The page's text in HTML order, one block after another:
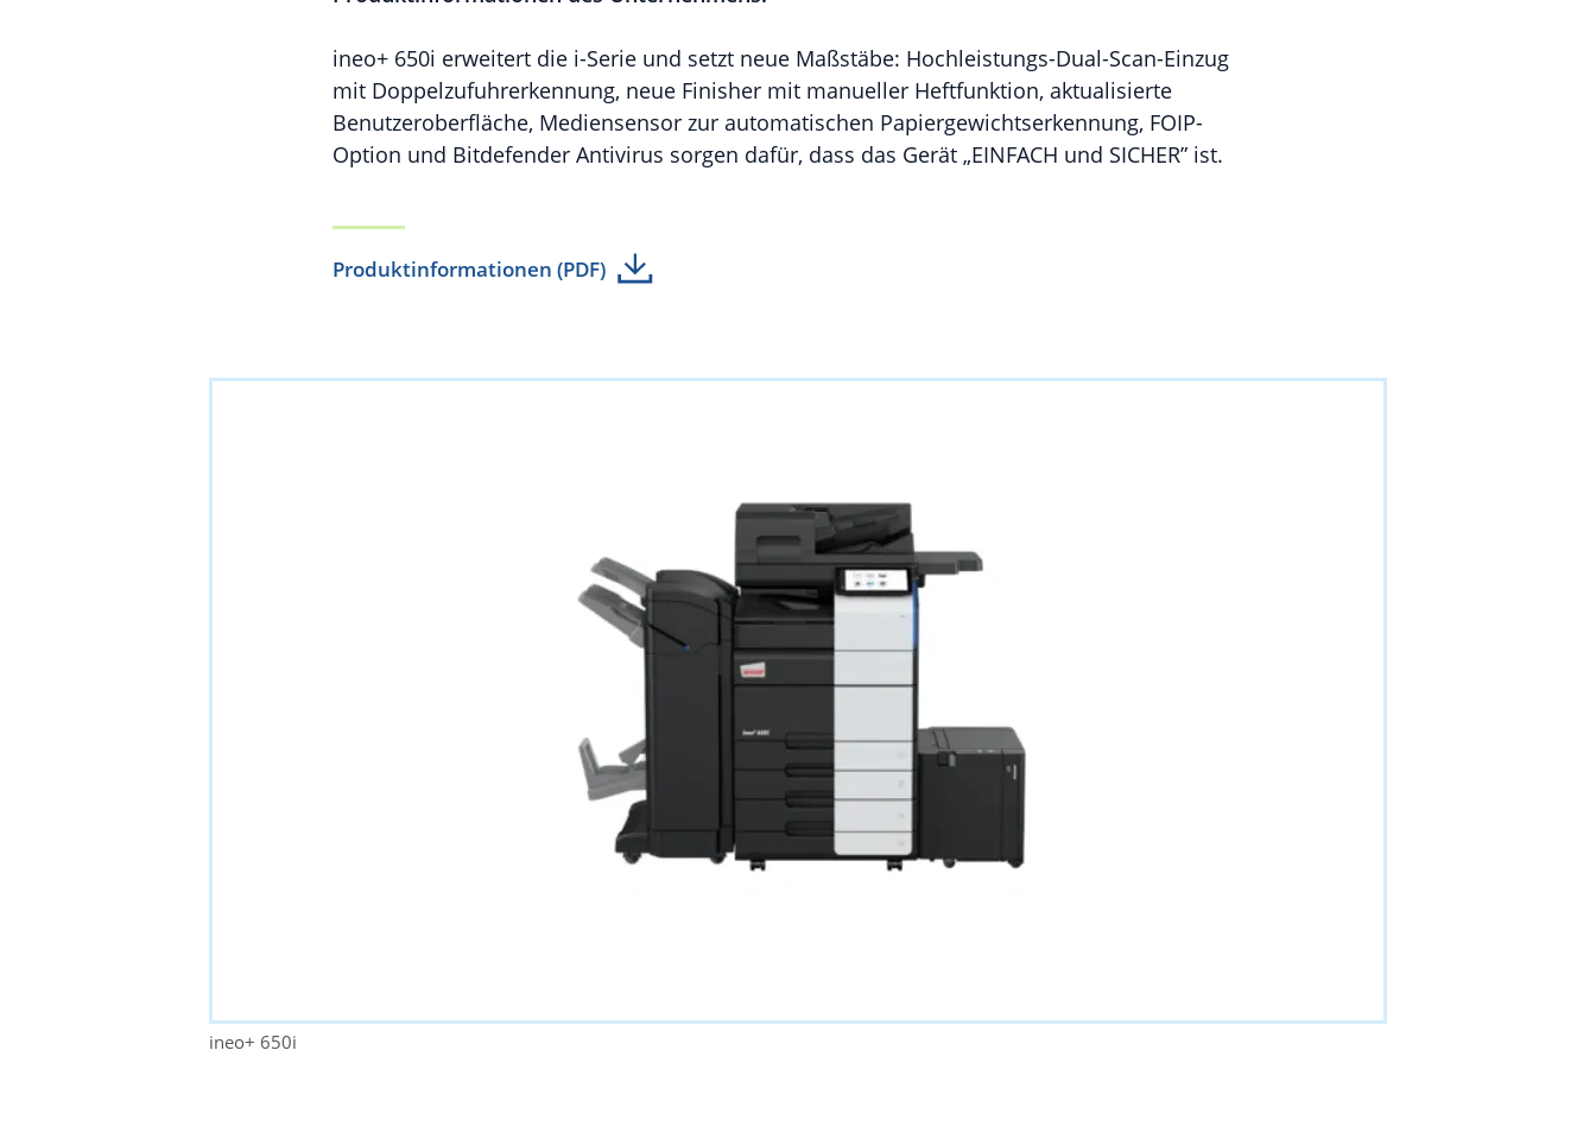
ineo+ 650i erweitert die i-Serie und setzt neue Maßstäbe: Hochleistungs-Dual-Scan-Einzug
mit Doppelzufuhrerkennung, neue Finisher mit manueller Heftfunktion, aktualisierte
Benutzeroberfläche, Mediensensor zur automatischen Papiergewichtserkennung, FOIP-
Option und Bitdefender Antivirus sorgen dafür, dass das Gerät „EINFACH und SICHER” ist.
Produktinformationen (PDF)
ineo+ 650i